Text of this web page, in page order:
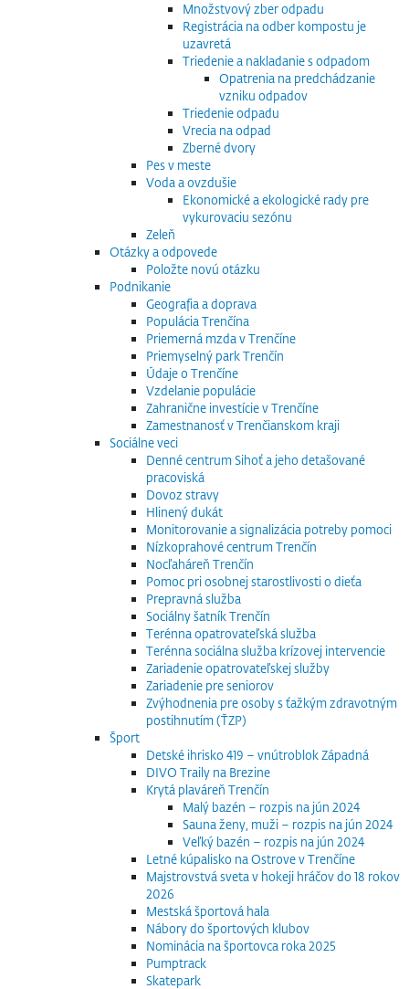
Množstvový zber odpadu
Registrácia na odber kompostu je
uzavretá
Triedenie a nakladanie s odpadom
Opatrenia na predchádzanie
vzniku odpadov
Triedenie odpadu
Vrecia na odpad
Zberné dvory
Pes v meste
Voda a ovzdušie
Ekonomické a ekologické rady pre
vykurovaciu sezónu
Zeleň
Otázky a odpovede
Položte novú otázku
Podnikanie
Geografia a doprava
Populácia Trenčína
Priemerná mzda v Trenčíne
Priemyselný park Trenčín
Údaje o Trenčíne
Vzdelanie populácie
Zahranične investície v Trenčíne
Zamestnanosť v Trenčianskom kraji
Sociálne veci
Denné centrum Sihoť a jeho detašované
pracoviská
Dovoz stravy
Hlinený dukát
Monitorovanie a signalizácia potreby pomoci
Nízkoprahové centrum Trenčín
Nocľaháreň Trenčín
Pomoc pri osobnej starostlivosti o dieťa
Prepravná služba
Sociálny šatník Trenčín
Terénna opatrovateľská služba
Terénna sociálna služba krízovej intervencie
Zariadenie opatrovateľskej služby
Zariadenie pre seniorov
Zvýhodnenia pre osoby s ťažkým zdravotným
postihnutím (ŤZP)
Šport
Detské ihrisko 419 – vnútroblok Západná
DIVO Traily na Brezine
Krytá plaváreň Trenčín
Malý bazén – rozpis na jún 2024
Sauna ženy, muži – rozpis na jún 2024
Veľký bazén – rozpis na jún 2024
Letné kúpalisko na Ostrove v Trenčíne
Majstrovstvá sveta v hokeji hráčov do 18 rokov
2026
Mestská športová hala
Nábory do športových klubov
Nominácia na športovca roka 2025
Pumptrack
Skatepark